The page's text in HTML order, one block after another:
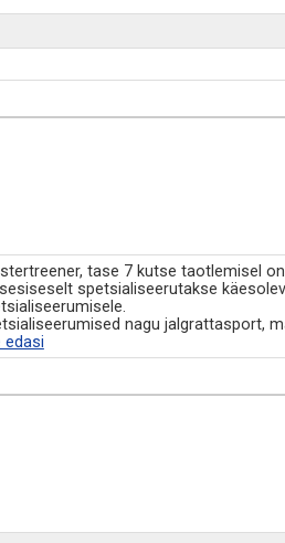
tase 7 kutse taotlemisel
spetsialiseerutakse
nagu jalgrattasport,
edasi